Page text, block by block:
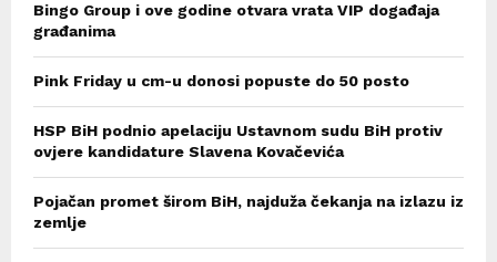
Bingo Group i ove godine otvara vrata VIP događaja
građanima
Pink Friday u cm-u donosi popuste do 50 posto
HSP BiH podnio apelaciju Ustavnom sudu BiH protiv
ovjere kandidature Slavena Kovačevića
Pojačan promet širom BiH, najduža čekanja na izlazu iz
zemlje